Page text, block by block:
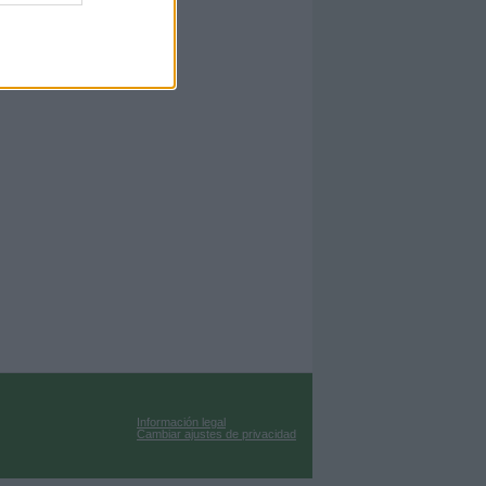
Información legal
Cambiar ajustes de privacidad